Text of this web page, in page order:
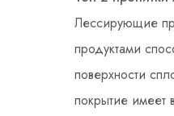
Лессирующие
продуктами
поверхности
покрытие имеет